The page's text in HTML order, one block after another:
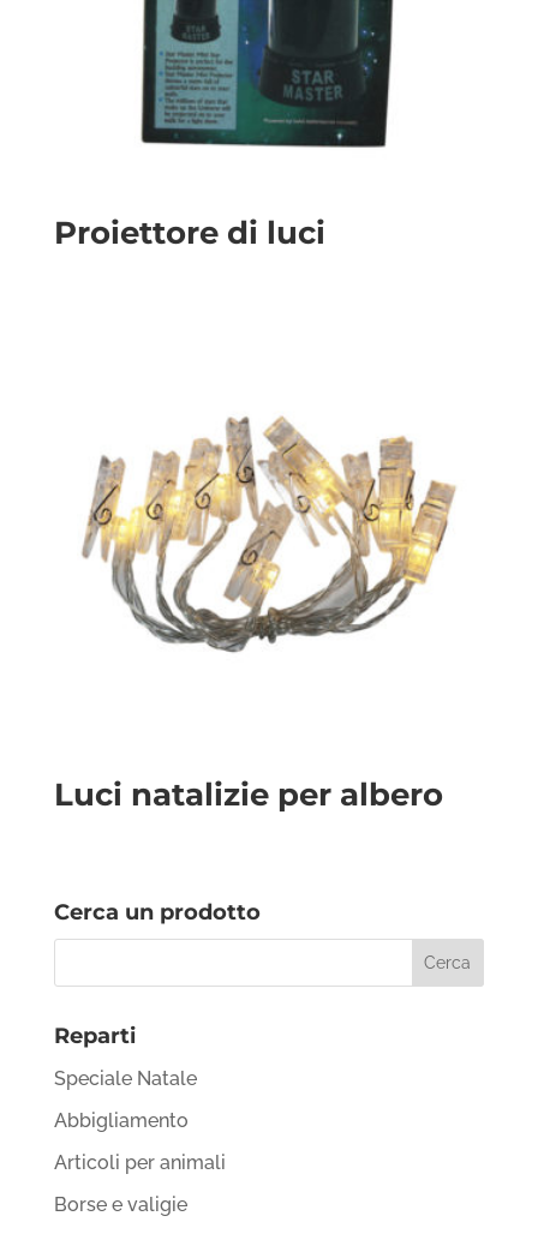
Proiettore di luci
Luci natalizie per albero
Cerca un prodotto
Reparti
Speciale Natale
Abbigliamento
Articoli per animali
Borse e valigie